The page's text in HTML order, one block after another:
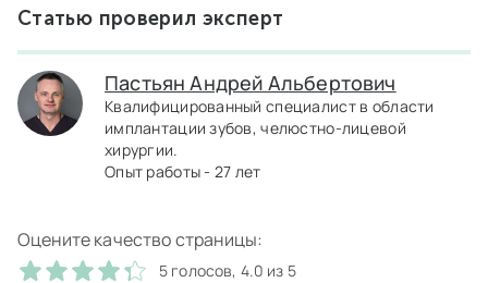
Статью проверил эксперт
Пастьян Андрей Альбертович
Квалифицированный специалист в области
имплантации зубов, челюстно-лицевой
хирургии.
Опыт работы - 27 лет
Оцените качество страницы:
5 голосов, 4.0 из 5